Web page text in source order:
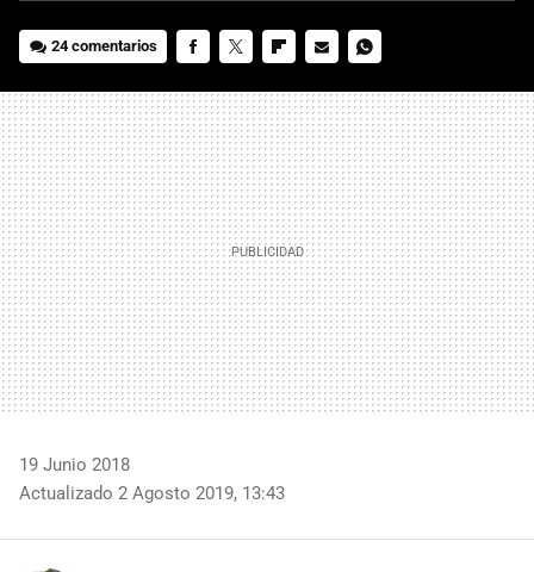
24 comentarios
MAIL
19 Junio 2018
Actualizado 2 Agosto 2019, 13:43